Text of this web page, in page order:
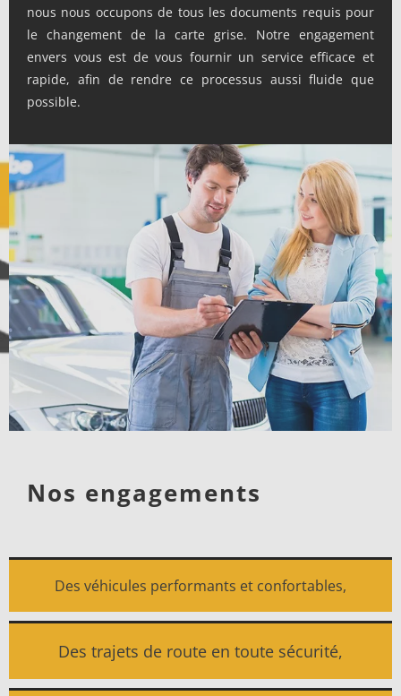
nous nous occupons de tous les documents requis pour
le changement de la carte grise. Notre engagement
envers vous est de vous fournir un service efficace et
rapide, afin de rendre ce processus aussi fluide que
possible.
Nos engagements
Des véhicules performants et confortables,
Des trajets de route en toute sécurité,